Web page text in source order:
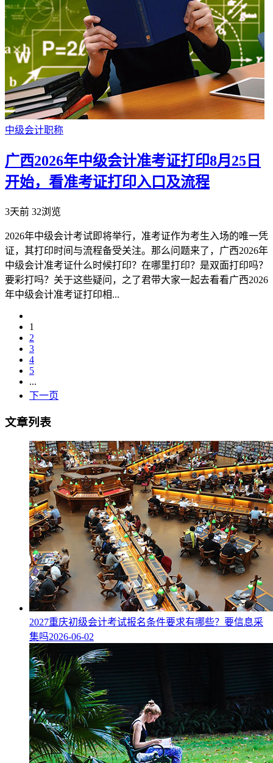
中级会计职称
广西2026年中级会计准考证打印8月25日
开始，看准考证打印入口及流程
3天前 32浏览
2026年中级会计考试即将举行，准考证作为考生入场的唯一凭
证，其打印时间与流程备受关注。那么问题来了，广西2026年
中级会计准考证什么时候打印？在哪里打印？是双面打印吗？
要彩打吗？关于这些疑问，之了君带大家一起去看看广西2026
年中级会计准考证打印相...
1
2
3
4
5
...
下一页
文章列表
2027重庆初级会计考试报名条件要求有哪些？要信息采
集吗2026-06-02